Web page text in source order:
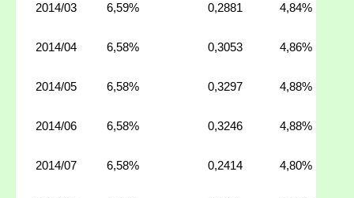
2014/03 6,59% 0,2881 4,84%
2014/04 6,58% 0,3053 4,86%
2014/05 6,58% 0,3297 4,88%
2014/06 6,58% 0,3246 4,88%
2014/07 6,58% 0,2414 4,80%